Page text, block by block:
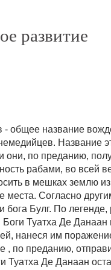
развитие
- общее название
Название
они, по преданию,
рабами, во всей
в мешках землю
Согласно
бога Булг. По легенде,
Туатха Де
нанеся им
, по преданию,
Туатха Де Данаан